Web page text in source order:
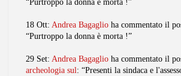
“Purtroppo la donna è morta !”
18 Ott: Andrea Bagaglio ha commentato il
“Purtroppo la donna è morta !”
29 Set: Andrea Bagaglio ha commentato il
archeologia sul : “Presenti la sindaca e